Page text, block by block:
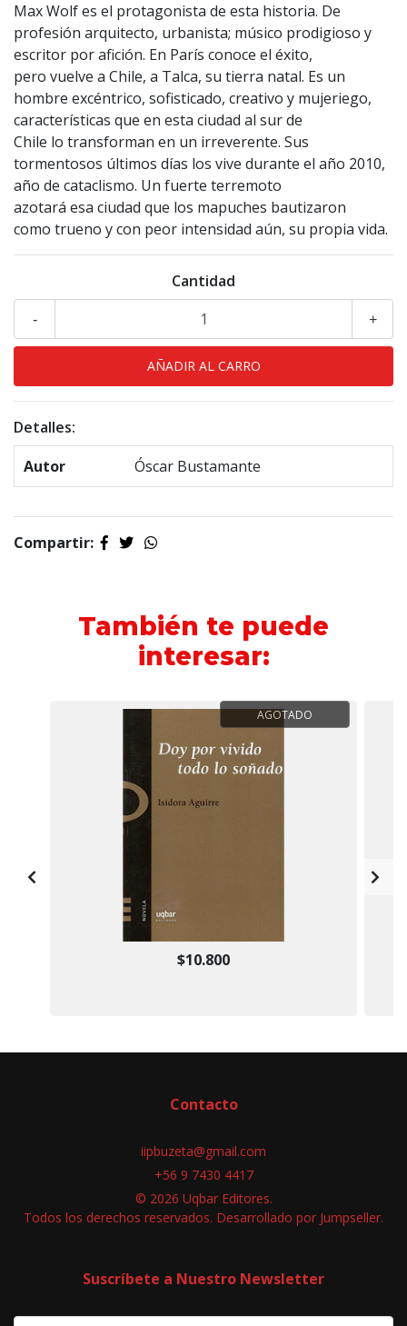
Max Wolf es el protagonista de esta historia. De
profesión arquitecto, urbanista; músico prodigioso y
escritor por afición. En París conoce el éxito,
pero vuelve a Chile, a Talca, su tierra natal. Es un
hombre excéntrico, sofisticado, creativo y mujeriego,
características que en esta ciudad al sur de
Chile lo transforman en un irreverente. Sus
tormentosos últimos días los vive durante el año 2010,
año de cataclismo. Un fuerte terremoto
azotará esa ciudad que los mapuches bautizaron
como trueno y con peor intensidad aún, su propia vida.
Cantidad
+
-
Detalles:
Autor
Óscar Bustamante
Compartir:
También te puede
interesar:
$10.800
AGOTADO
Contacto
iipbuzeta@gmail.com
+56 9 7430 4417
© 2026 Uqbar Editores.
Todos los derechos reservados. Desarrollado por Jumpseller.
Suscríbete a Nuestro Newsletter